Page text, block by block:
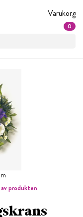
Varukorg
0
produkten